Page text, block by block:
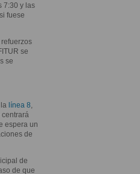
7:30 y las
fuese
se
se
línea 8
espera un
de
de
de que